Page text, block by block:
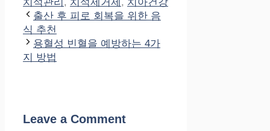
출산 후 피로 회복을 위한 음
식 추천
용혈성 빈혈을 예방하는 4가
지 방법
Leave a Comment